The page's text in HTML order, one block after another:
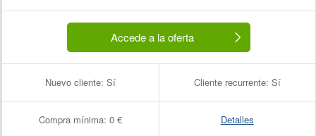
Accede a la oferta
Nuevo cliente: Sí Cliente recurrente: Sí
Compra mínima: 0 € Detalles